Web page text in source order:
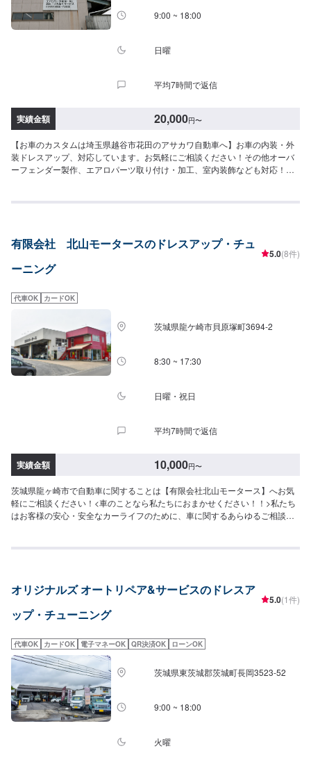
ら５分入庫の際はお気をつけてお越しください。駐車スペースは工場前の空
いているスペースに駐車してください。受付はスタッフへ「メンテモで予約
休日：日曜日営業時間：9:00~19:00
9:00 ~ 18:00
日曜
平均7時間で返信
実績金額 20,000円〜
【お車のカスタムは埼玉県越谷市花田のアサカワ自動車へ】お車の内装・外
装ドレスアップ、対応しています。お気軽にご相談ください！その他オーバ
ーフェンダー製作、エアロパーツ取り付け・加工、室内装飾なども対応！創
ーツのお持ち込みは可能です！ご希望の方はオファーをお送りいただく際
い。\代車について/作業中は代車をお出しすることも可能ですので、ご希望の
方はお気軽にお申し付けください。※燃料代はお客さま負担となります。\営
業時間・定休日/営業時間：8:45～18:00定休日：日曜日
有限会社 北山モータースのドレスアップ・チュ
ーニング
5.0(8件)
代車OK カードOK
茨城県龍ケ崎市貝原塚町3694-2
8:30 ~ 17:30
日曜・祝日
平均7時間で返信
実績金額 10,000円〜
茨城県龍ヶ崎市で自動車に関することは【有限会社北山モータース】へお気
軽にご相談ください！<車のことなら私たちにおまかせください！！>私たち
はお客様の安心・安全なカーライフのために、車に関するあらゆるご相談に
ンス、修理、保険相談まであらゆるご要望にお応えします。これからも信頼
ご納得いただければ作業開始【4】仕上がり次第納車-----納期について-----納
期は通常2日～3日程度で納車となります。(要相談)納期は前後する場合がご
ざいます。予めご了承ください。-----ご来店時の注意、受付方法-----入庫の際
ースに駐車してください。受付はスタッフへ「メンテモで予約しました」と
お伝えください。ご案内いたします。【定休日・営業時間】定休日：日曜
日、祝日、第二土曜日営業時間：8:30~17:30
オリジナルズ オートリペア&サービスのドレスア
ップ・チューニング
5.0(1件)
代車OK カードOK 電子マネーOK QR決済OK ローンOK
茨城県東茨城郡茨城町長岡3523-52
9:00 ~ 18:00
火曜